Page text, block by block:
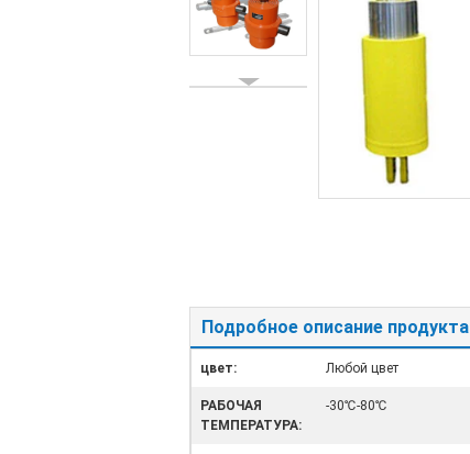
Подробное описание продукта
цвет: Любой цвет
РАБОЧАЯ
ТЕМПЕРАТУРА:
-30℃-80℃